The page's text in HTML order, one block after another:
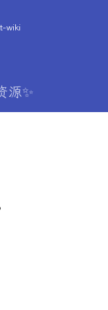
wiki
源✨